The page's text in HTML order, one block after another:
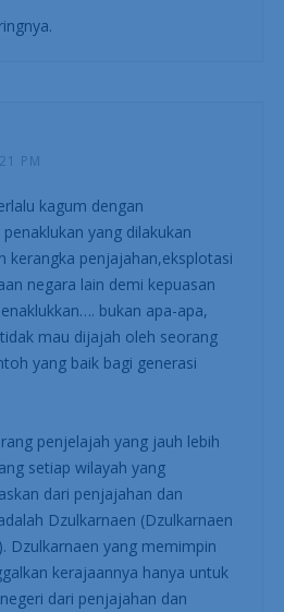
PM
kagum dengan
yang dilakukan
kerangka penjajahan,eksplotasi
negara lain demi kepuasan
bukan apa-apa,
mau dijajah oleh seorang
yang baik bagi generasi
penjelajah yang jauh lebih
setiap wilayah yang
dari penjajahan dan
Dzulkarnaen (Dzulkarnaen
Dzulkarnaen yang memimpin
kerajaannya hanya untuk
dari penjajahan dan